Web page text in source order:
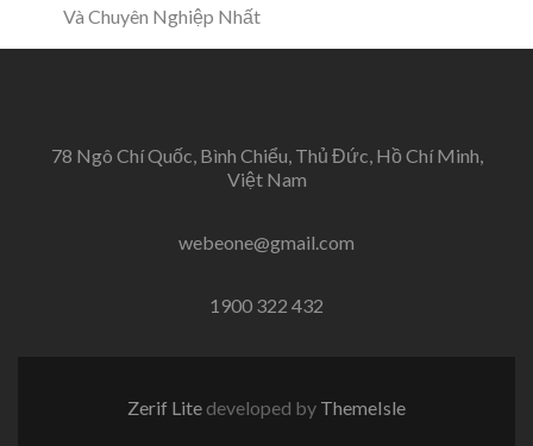
Và Chuyên Nghiệp Nhất
78 Ngô Chí Quốc, Bình Chiểu, Thủ Đức, Hồ Chí Minh,
Việt Nam
webeone@gmail.com
1900 322 432
Zerif Lite developed by ThemeIsle